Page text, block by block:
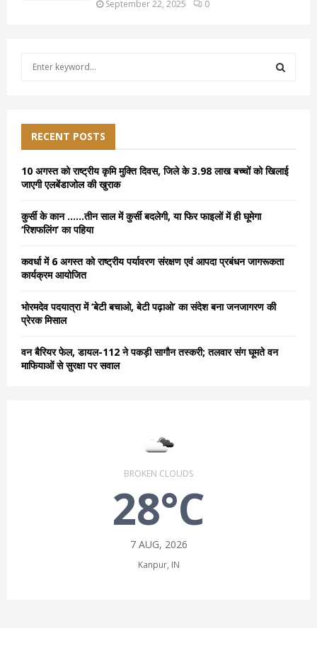
September 22, 2025 0
f
o
r
RECENT POSTS
10 अगस्त को राष्ट्रीय कृमि मुक्ति दिवस, जिले के 3.98 लाख बच्चों को खिलाई
जाएगी एलबेंडाजोल की खुराक
कुर्सी के कान ……तीन साल में कुर्सी बदलेगी, या फिर फाइलों में ही घूमेगा
‘रिशफलिंग’ का पहिया
कवर्धा में 6 अगस्त को राष्ट्रीय पर्यावरण संरक्षण एवं आपदा प्रबंधन जागरूकता
कार्यक्रम आयोजित
भोरमदेव पदयात्रा में ‘बेटी बचाओ, बेटी पढ़ाओ’ का संदेश बना जनजागरण की
प्रेरक मिसाल
वन बैरियर फेल, डायल-112 ने पकड़ी सागौन तस्करी; तलवार संग घूमते वन
माफियाओं से सुरक्षा पर सवाल
BROKEN CLOUDS
28°C
7 AUG, 2026
Kanpur, IN